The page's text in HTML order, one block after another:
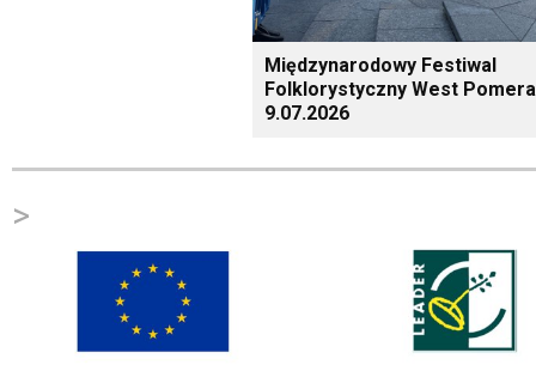
Międzynarodowy Festiwal
Folklorystyczny West
9.07.2026
>